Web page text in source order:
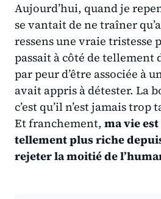
Aujourd’hui, quand je
se vantait de ne traîner
ressens une vraie tristesse
passait à côté de tellement
par peur d’être associée à
avait appris à détester. La
c’est qu’il n’est jamais trop
Et franchement, ma vie
tellement plus riche
rejeter la moitié de